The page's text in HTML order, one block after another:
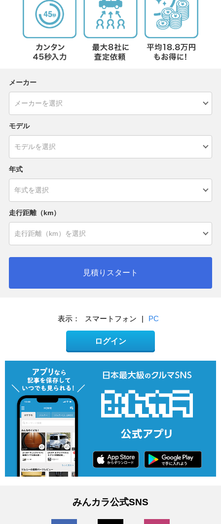
メーカー
モデル
年式
走行距離（km）
見積りスタート
表示： スマートフォン | PC
ログイン
みんカラ公式SNS